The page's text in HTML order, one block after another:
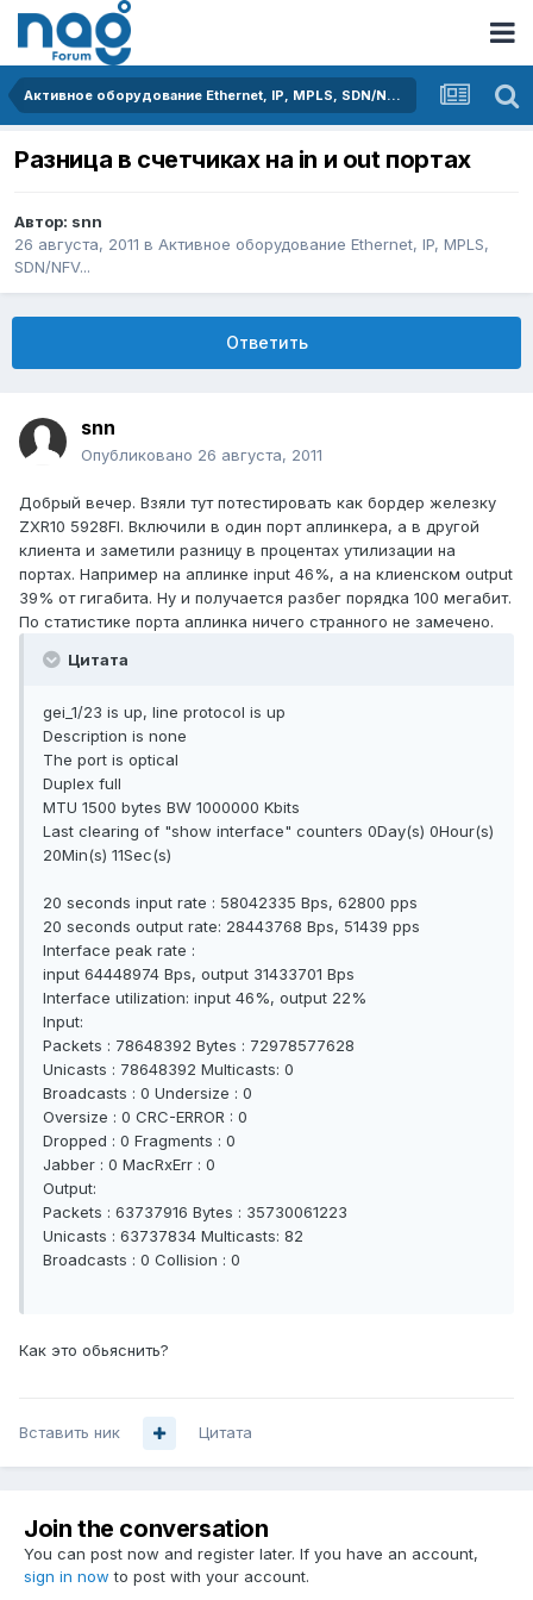
Активное оборудование Ethernet, IP, MPLS, SDN/NFV...
Разница в счетчиках на in и out портах
Автор: snn
26 августа, 2011 в Активное оборудование Ethernet, IP, MPLS,
SDN/NFV...
Ответить
snn
Опубликовано 26 августа, 2011
Добрый вечер. Взяли тут потестировать как бордер железку
ZXR10 5928FI. Включили в один порт аплинкера, а в другой
клиента и заметили разницу в процентах утилизации на
портах. Например на аплинке input 46%, а на клиенском output
39% от гигабита. Ну и получается разбег порядка 100 мегабит.
По статистике порта аплинка ничего странного не замечено.
Цитата
gei_1/23 is up, line protocol is up
Description is none
The port is optical
Duplex full
MTU 1500 bytes BW 1000000 Kbits
Last clearing of "show interface" counters 0Day(s) 0Hour(s)
20Min(s) 11Sec(s)
20 seconds input rate : 58042335 Bps, 62800 pps
20 seconds output rate: 28443768 Bps, 51439 pps
Interface peak rate :
input 64448974 Bps, output 31433701 Bps
Interface utilization: input 46%, output 22%
Input:
Packets : 78648392 Bytes : 72978577628
Unicasts : 78648392 Multicasts: 0
Broadcasts : 0 Undersize : 0
Oversize : 0 CRC-ERROR : 0
Dropped : 0 Fragments : 0
Jabber : 0 MacRxErr : 0
Output:
Packets : 63737916 Bytes : 35730061223
Unicasts : 63737834 Multicasts: 82
Broadcasts : 0 Collision : 0
Как это обьяснить?
Вставить ник Цитата
Join the conversation
You can post now and register later. If you have an account,
sign in now to post with your account.